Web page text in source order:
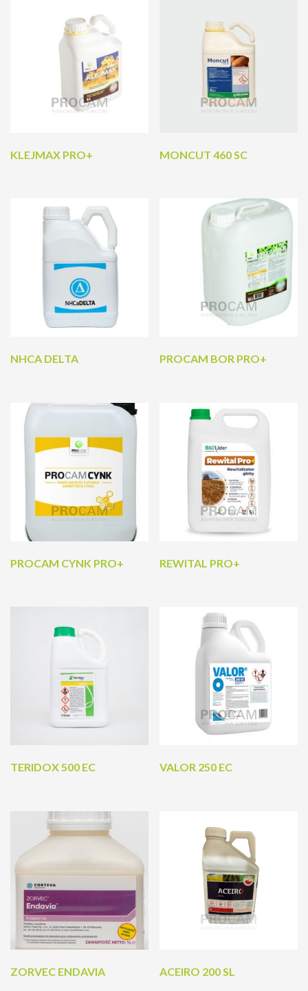
KLEJMAX PRO+ MONCUT 460 SC
NHCA DELTA PROCAM BOR PRO+
PROCAM CYNK PRO+ REWITAL PRO+
TERIDOX 500 EC VALOR 250 EC
ZORVEC ENDAVIA ACEIRO 200 SL